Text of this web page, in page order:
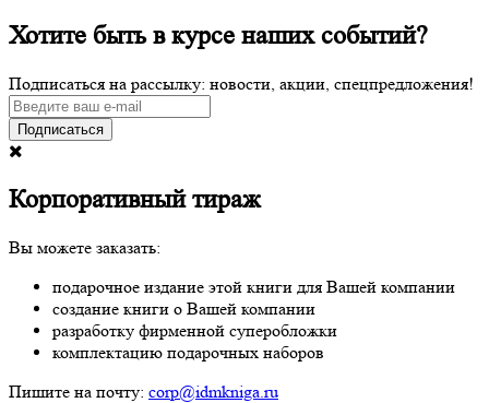
Хотите быть в курсе наших событий?
Подписаться на рассылку: новости, акции, спецпредложения!
Подписаться
Корпоративный тираж
Вы можете заказать:
подарочное издание этой книги для Вашей компании
создание книги о Вашей компании
разработку фирменной суперобложки
комплектацию подарочных наборов
Пишите на почту: corp@idmkniga.ru